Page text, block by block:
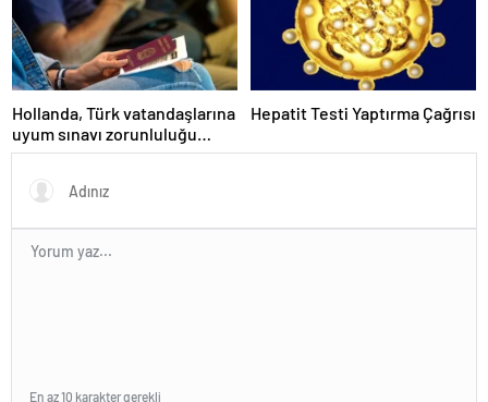
Hollanda, Türk vatandaşlarına
uyum sınavı zorunluluğu
getiriyor
Hepatit Testi Yaptırma Çağrısı
En az 10 karakter gerekli